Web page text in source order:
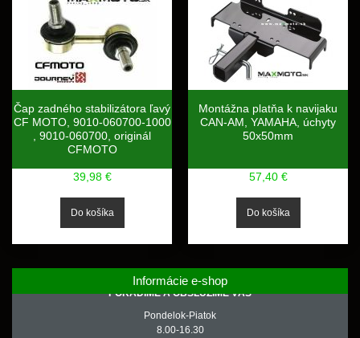
Čap zadného stabilizátora ľavý
CF MOTO, 9010-060700-1000
, 9010-060700, originál
CFMOTO
39,98 €
Montážna platňa k navijaku
CAN-AM, YAMAHA, úchyty
50x50mm
57,40 €
Informácie e-shop
PORADÍME A OBSLÚŽIME VÁS
Pondelok-Piatok
8.00-16.30